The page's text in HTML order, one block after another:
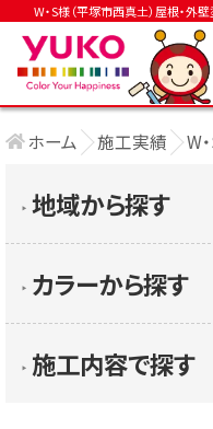
W・S様（平塚市西真土）屋根・
ホーム 施工実績
▶︎ 施工内容で探す
▶︎ カラーから探す
▶︎ 地域から探す